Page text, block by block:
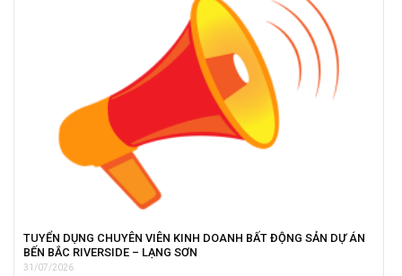
TUYỂN DỤNG CHUYÊN VIÊN KINH DOANH BẤT ĐỘNG SẢN DỰ ÁN
BẾN BẮC RIVERSIDE – LẠNG SƠN
31/07/2026